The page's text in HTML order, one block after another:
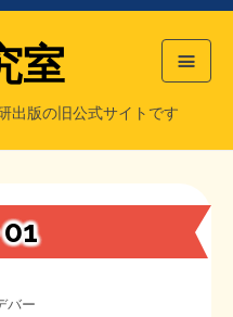
室
出版の旧公式サイトです
バー